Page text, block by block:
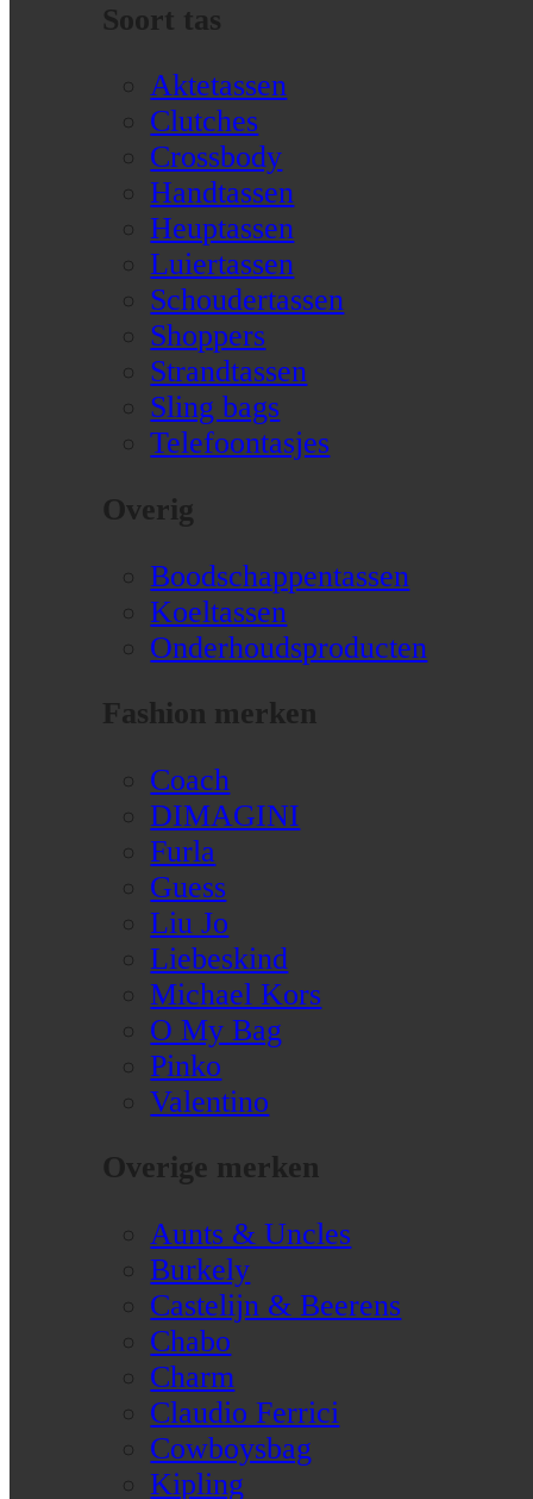
Soort tas
Aktetassen
Clutches
Crossbody
Handtassen
Heuptassen
Luiertassen
Schoudertassen
Shoppers
Strandtassen
Sling bags
Telefoontasjes
Overig
Boodschappentassen
Koeltassen
Onderhoudsproducten
Fashion merken
Coach
DIMAGINI
Furla
Guess
Liu Jo
Liebeskind
Michael Kors
O My Bag
Pinko
Valentino
Overige merken
Aunts & Uncles
Burkely
Castelijn & Beerens
Chabo
Charm
Claudio Ferrici
Cowboysbag
Kipling